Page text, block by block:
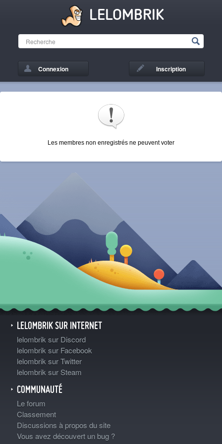
LELOMBRIK
Connexion Inscription
Les membres non enregistrés ne peuvent voter
LELOMBRIK SUR INTERNET
lelombrik sur Discord
lelombrik sur Facebook
lelombrik sur Twitter
lelombrik sur Steam
COMMUNAUTÉ
Le forum
Classement
Discussions à propos du site
Vous avez découvert un bug ?